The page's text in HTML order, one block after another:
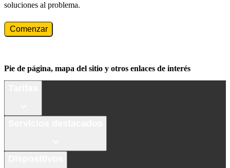
soluciones al problema.
Comenzar
Pie de página, mapa del sitio y otros enlaces de interés